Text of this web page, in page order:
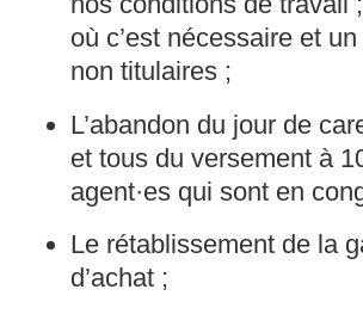
où c’est nécessaire et
non titulaires ;
L’abandon du jour de
et tous du versement à
agent·es qui sont en
Le rétablissement de la
d’achat ;